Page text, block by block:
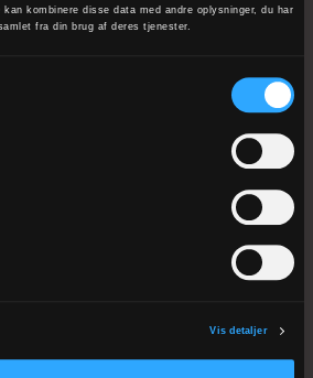
kombinere disse data med andre oplysninger, du har
fra din brug af deres tjenester.
Vis detaljer